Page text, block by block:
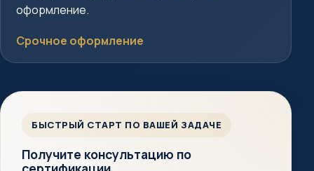
оформление.
Срочное оформление
БЫСТРЫЙ СТАРТ ПО ВАШЕЙ ЗАДАЧЕ
Получите консультацию по